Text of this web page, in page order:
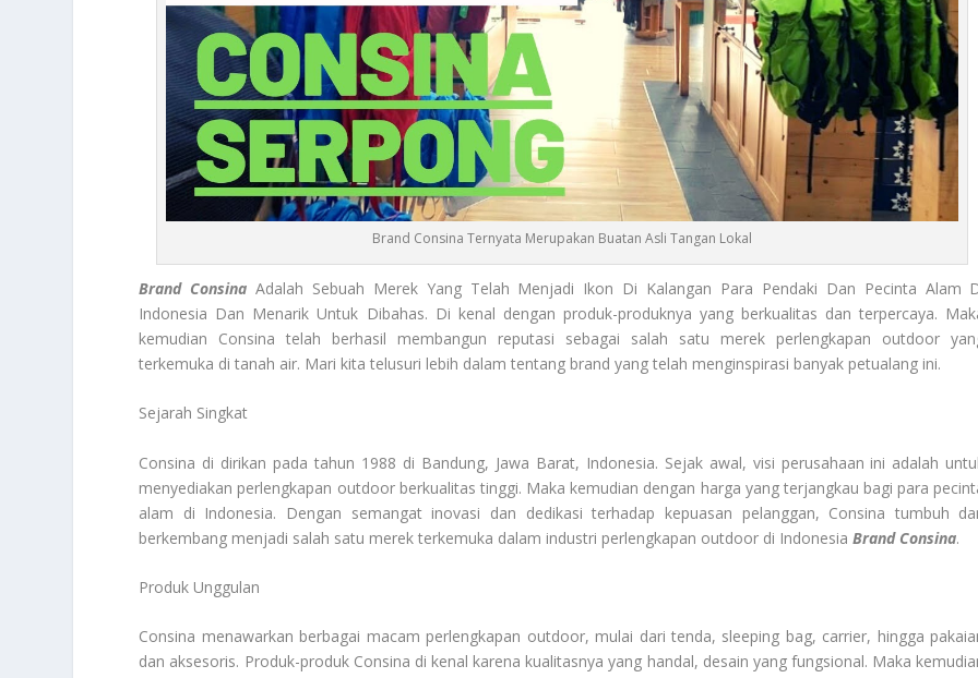
Brand Consina Ternyata Merupakan Buatan Asli Tangan Lokal
Brand Consina Adalah Sebuah Merek Yang Telah Menjadi Ikon Di Kalangan Para Pendaki Dan Pecinta Alam
Indonesia Dan Menarik Untuk Dibahas. Di kenal dengan produk-produknya yang berkualitas dan terpercaya.
kemudian Consina telah berhasil membangun reputasi sebagai salah satu merek perlengkapan outdoor
terkemuka di tanah air. Mari kita telusuri lebih dalam tentang brand yang telah menginspirasi banyak petualang ini.
Sejarah Singkat
Consina di dirikan pada tahun 1988 di Bandung, Jawa Barat, Indonesia. Sejak awal, visi perusahaan ini adalah
menyediakan perlengkapan outdoor berkualitas tinggi. Maka kemudian dengan harga yang terjangkau bagi para
alam di Indonesia. Dengan semangat inovasi dan dedikasi terhadap kepuasan pelanggan, Consina tumbuh
berkembang menjadi salah satu merek terkemuka dalam industri perlengkapan outdoor di Indonesia Brand Consina.
Produk Unggulan
Consina menawarkan berbagai macam perlengkapan outdoor, mulai dari tenda, sleeping bag, carrier, hingga
dan aksesoris. Produk-produk Consina di kenal karena kualitasnya yang handal, desain yang fungsional. Maka